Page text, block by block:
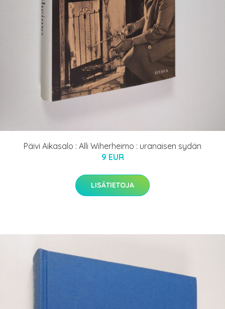
Päivi Aikasalo : Alli Wiherheimo : uranaisen sydän
9 EUR
LISÄTIETOJA